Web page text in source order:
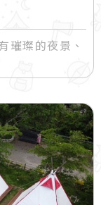
璀璨的夜景、